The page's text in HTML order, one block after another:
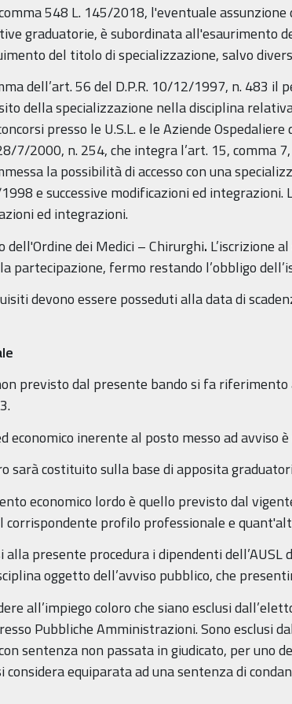
548 L. 145/2018, l'eventuale
graduatorie, è subordinata all'esaurimento
del titolo di specializzazione, salvo
dell’art. 56 del D.P.R. 10/12/1997, n. 483
della specializzazione nella disciplina
presso le U.S.L. e le Aziende
7/2000, n. 254, che integra l’art. 15, comma
la possibilità di accesso con una
e successive modificazioni ed
ed integrazioni.
dell'Ordine dei Medici – Chirurghi. L’iscrizione
partecipazione, fermo restando l’obbligo
devono essere posseduti alla data di
previsto dal presente bando si fa
economico inerente al posto messo ad
sarà costituito sulla base di apposita
economico lordo è quello previsto dal
corrispondente profilo professionale e
alla presente procedura i dipendenti
oggetto dell’avviso pubblico, che
all’impiego coloro che siano esclusi
Pubbliche Amministrazioni. Sono esclusi
sentenza non passata in giudicato, per uno
considera equiparata ad una sentenza di